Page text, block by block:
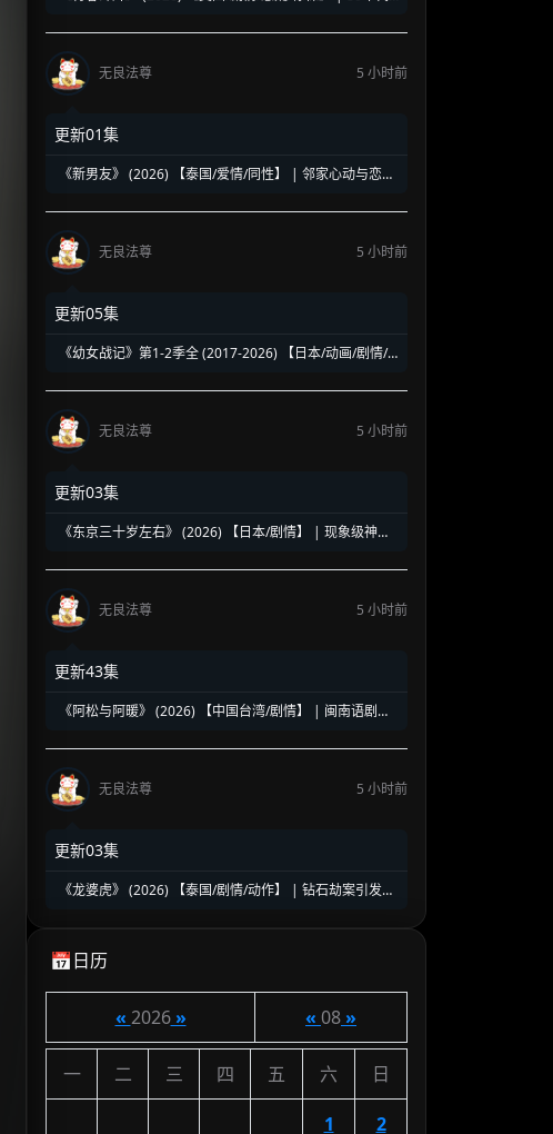
无良法尊 5 小时前
更新01集
《新男友》 (2026) 【泰国/爱情/同性】 | 邻家心动与恋爱
无良法尊 5 小时前
更新05集
《幼女战记》第1-2季全 (2017-2026) 【日本/动画/剧情/
异世界神作
无良法尊
5 小时前
更新03集
《东京三十岁左右》 (2026) 【日本/剧情】 | 现象级神剧
无良法尊 5 小时前
更新43集
《阿松与阿暖》 (2026) 【中国台湾/剧情】 | 闽南语剧视
无良法尊 5 小时前
更新03集
《龙婆虎》 (2026) 【泰国/剧情/动作】 | 钻石劫案引发的
📅日历
« 2026» « 08»
一 二 三 四 五 六 日
1 2